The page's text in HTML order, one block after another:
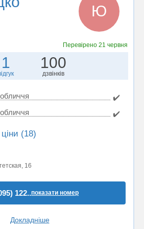
Ю
Перевірено21 червня
1 100
дзвінків
✔️
✔️
(18)
16
122..показати номер
Докладніше